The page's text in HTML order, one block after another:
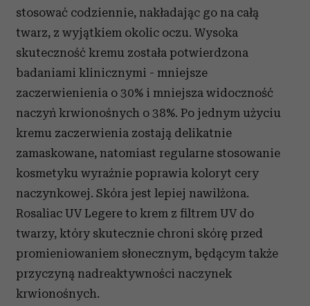
stosować codziennie, nakładając go na całą
twarz, z wyjątkiem okolic oczu. Wysoka
skuteczność kremu została potwierdzona
badaniami klinicznymi - mniejsze
zaczerwienienia o 30% i mniejsza widoczność
naczyń krwionośnych o 38%. Po jednym użyciu
kremu zaczerwienia zostają delikatnie
zamaskowane, natomiast regularne stosowanie
kosmetyku wyraźnie poprawia koloryt cery
naczynkowej. Skóra jest lepiej nawilżona.
Rosaliac UV Legere to krem z filtrem UV do
twarzy, który skutecznie chroni skórę przed
promieniowaniem słonecznym, będącym także
przyczyną nadreaktywności naczynek
krwionośnych.